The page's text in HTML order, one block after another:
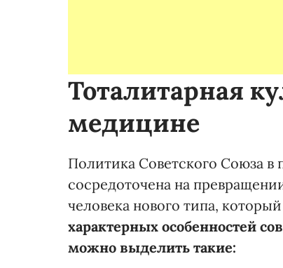
Тоталитарная
медицине
Политика Советского Союза
сосредоточена на
человека нового типа,
характерных особенностей
можно выделить такие: